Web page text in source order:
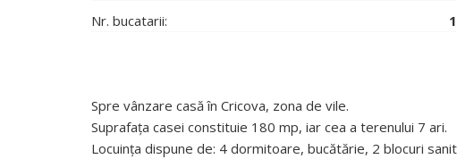
Nr. bucatarii:
1
Spre vânzare casă în Cricova, zona de vile.
Suprafața casei constituie 180 mp, iar cea a terenului 7 ari.
Locuința dispune de: 4 dormitoare, bucătărie, 2 blocuri